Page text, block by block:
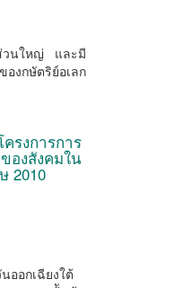
วนใหญ่ และมี
งกษัตริย์อเลก
รงการการ
องสังคมใน
2010
ออกเฉียงใต้